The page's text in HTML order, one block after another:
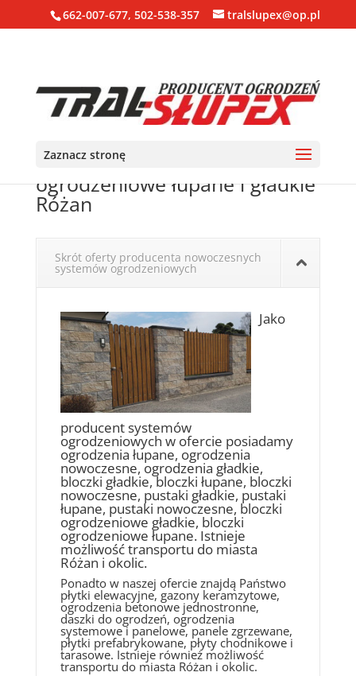
662-007-677, 502-538-357 tralslupex@op.pl
Zaznacz stronę
Ogrodzenia, bloczki, pustaki
ogrodzeniowe łupane i gładkie
Różan
Skrót oferty producenta nowoczesnych
systemów ogrodzeniowych
Jako
producent systemów
ogrodzeniowych w ofercie posiadamy
ogrodzenia łupane, ogrodzenia
nowoczesne, ogrodzenia gładkie,
bloczki gładkie, bloczki łupane, bloczki
nowoczesne, pustaki gładkie, pustaki
łupane, pustaki nowoczesne, bloczki
ogrodzeniowe gładkie, bloczki
ogrodzeniowe łupane. Istnieje
możliwość transportu do miasta
Różan i okolic.
Ponadto w naszej ofercie znajdą Państwo
płytki elewacyjne, gazony keramzytowe,
ogrodzenia betonowe jednostronne,
daszki do ogrodzeń, ogrodzenia
systemowe i panelowe, panele zgrzewane,
płytki prefabrykowane, płyty chodnikowe i
tarasowe. Istnieje również możliwość
transportu do miasta Różan i okolic.